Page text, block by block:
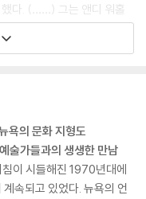
했다. (……) 그는 앤디 워홀
로 여겼다. 마치 영웅을 동
인인 파졸리니처럼 삶과 예
해서 로버트와 생각이 달랐
문화를 표방했다. 그의 캠
었다. 나는 동시대를 투사
구하여 시대를 선도해나가
욕의 문화 지형도
술가들과의 생생한 만남
이 시들해진 1970년대에
속되고 있었다. 뉴욕의 언